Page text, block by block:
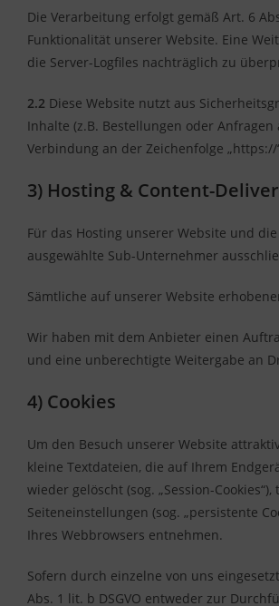
Die Verarbeitung erfolgt gemäß Art. 6
Funktionalität unserer Website. Eine
die Server-Logfiles nachträglich zu
2.2 Diese Website nutzt aus
Inhalte (z.B. Bestellungen oder
Verbindung an der Zeichenfolge
3) Hosting & Content-
Für das Hosting unserer Website und
ausgewählte Sub-Unternehmer
Sämtliche auf unserer Website
Wir haben mit dem Anbieter einen
und eine unberechtigte Weitergabe an
4) Cookies
Um den Besuch unserer Website
kleine Textdateien, die auf Ihrem
wieder gelöscht (sog. „Session-
Seiteneinstellungen (sog. „persistente
Ihres Webbrowsers entnehmen.
Sofern durch einzelne von uns
Abs. 1 lit. b DSGVO entweder zur